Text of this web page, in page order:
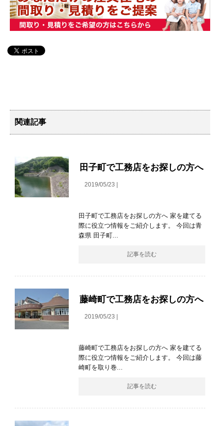
関連記事
田子町で工務店をお探しの方へ
2019/05/23 |
田子町で工務店をお探しの方へ 家を建てる
際に役立つ情報をご紹介します。 今回は青
森県 田子町...
記事を読む
藤崎町で工務店をお探しの方へ
2019/05/23 |
藤崎町で工務店をお探しの方へ 家を建てる
際に役立つ情報をご紹介します。 今回は藤
崎町を取り巻...
記事を読む